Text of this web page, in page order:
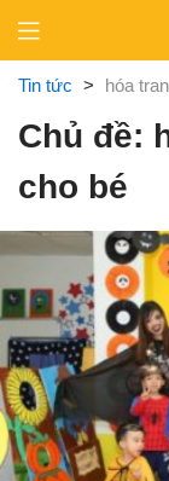
content
Tin tức > hóa
Chủ đề:
cho bé